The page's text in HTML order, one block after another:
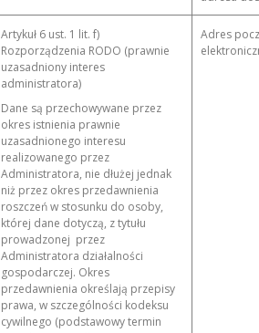
Artykuł 6 ust. 1 lit. f)
Rozporządzenia RODO (prawnie
uzasadniony interes
administratora)
Dane są przechowywane przez
okres istnienia prawnie
uzasadnionego interesu
realizowanego przez
Administratora, nie dłużej jednak
niż przez okres przedawnienia
roszczeń w stosunku do osoby,
której dane dotyczą, z tytułu
prowadzonej przez
Administratora działalności
gospodarczej. Okres
przedawnienia określają przepisy
prawa, w szczególności kodeksu
cywilnego (podstawowy termin
Adres